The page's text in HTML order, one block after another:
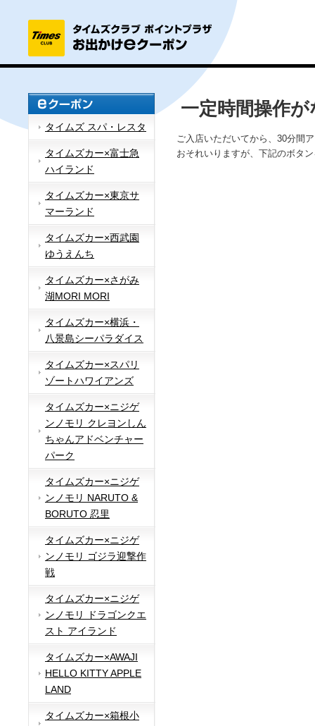
タイムズ スパ・レスタ
タイムズカー×富士急
ハイランド
タイムズカー×東京サ
マーランド
タイムズカー×西武園
ゆうえんち
タイムズカー×さがみ
湖MORI MORI
タイムズカー×横浜・
八景島シーパラダイス
タイムズカー×スパリ
ゾートハワイアンズ
タイムズカー×ニジゲ
ンノモリ クレヨンしん
ちゃんアドベンチャー
パーク
タイムズカー×ニジゲ
ンノモリ NARUTO &
BORUTO 忍里
タイムズカー×ニジゲ
ンノモリ ゴジラ迎撃作
戦
タイムズカー×ニジゲ
ンノモリ ドラゴンクエ
スト アイランド
タイムズカー×AWAJI
HELLO KITTY APPLE
LAND
タイムズカー×箱根小
一定時間操作
ご入店いただいてから、30分間
おそれいりますが、下記のボタ